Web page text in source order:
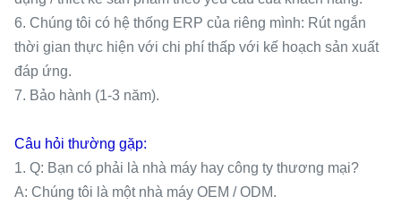
6. Chúng tôi có hệ thống ERP của riêng mình: Rút ngắn
thời gian thực hiện với chi phí thấp với kế hoạch sản xuất
đáp ứng.
7. Bảo hành (1-3 năm).
Câu hỏi thường gặp:
1. Q: Bạn có phải là nhà máy hay công ty thương mại?
A: Chúng tôi là một nhà máy OEM / ODM.